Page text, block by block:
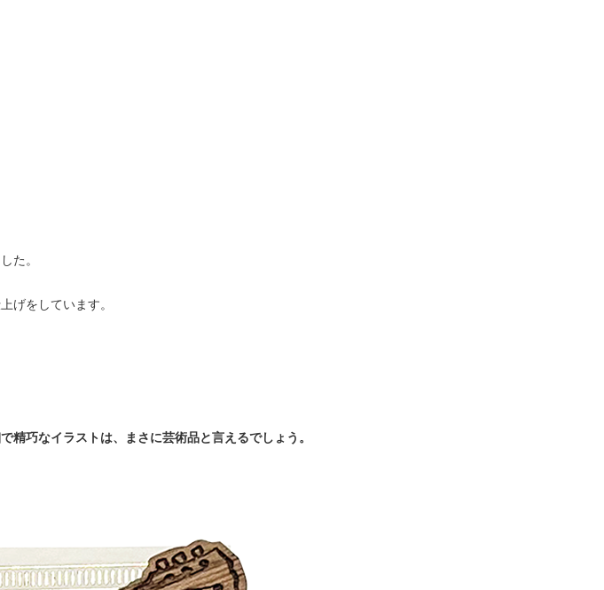
た。
げをしています。
巧なイラストは、まさに芸術品と言えるでしょう。